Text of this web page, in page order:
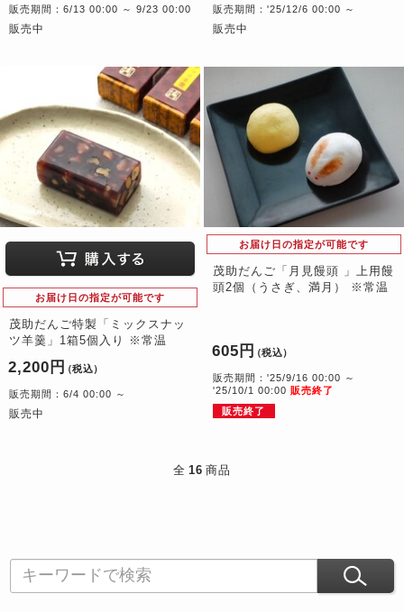
販売期間：6/13 00:00 ～ 9/23 00:00
販売中
販売期間：'25/12/6 00:00 ～
販売中
お届け日の指定が可能です
茂助だんご特製「ミックスナッ
ツ羊羹」1箱5個入り ※常温
2,200円 （税込）
販売期間：6/4 00:00 ～
販売中
お届け日の指定が可能です
茂助だんご「月見饅頭 」上用饅
頭2個（うさぎ、満月） ※常温
605円 （税込）
販売期間：'25/9/16 00:00 ～
'25/10/1 00:00 販売終了
販売終了
全 16 商品